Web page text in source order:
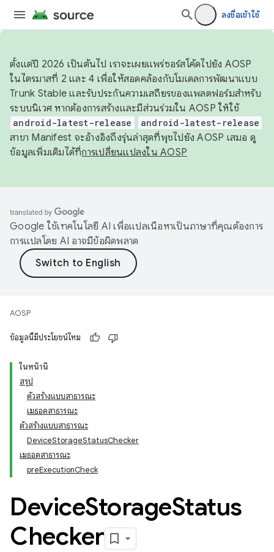
ลงชื่อเข้าใช้
ตั้งแต่ปี 2026 เป็นต้นไป เราจะเผยแพร่ซอร์สโค้ดไปยัง AOSP
ในไตรมาสที่ 2 และ 4 เพื่อให้สอดคล้องกับโมเดลการพัฒนาแบบ
Trunk Stable และรับประกันความเสถียรของแพลตฟอร์มสำหรับ
ระบบนิเวศ หากต้องการสร้างและมีส่วนร่วมใน AOSP ให้ใช้
android-latest-release android-latest-release
สาขา Manifest จะอ้างอิงถึงรุ่นล่าสุดที่พุชไปยัง AOSP เสมอ ดู
ข้อมูลเพิ่มเติมได้ที่การเปลี่ยนแปลงใน AOSP
Google ใช้เทคโนโลยี AI เพื่อแปลเนื้อหาเป็นภาษาที่คุณต้องการ
การแปลโดย AI อาจมีข้อผิดพลาด
AOSP
ข้อมูลนี้มีประโยชน์ไหม
ในหน้านี้
สรุป
ตัวสร้างแบบสาธารณะ
เมธอดสาธารณะ
ตัวสร้างแบบสาธารณะ
DeviceStorageStatusChecker
เมธอดสาธารณะ
preExecutionCheck
DeviceStorageStatus
Checker